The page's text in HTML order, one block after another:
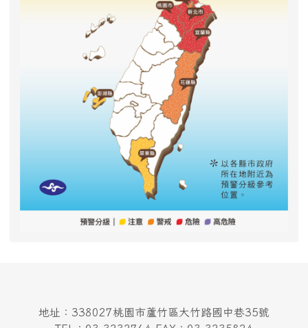
地址：338027桃園市蘆竹區大竹路國中巷35號